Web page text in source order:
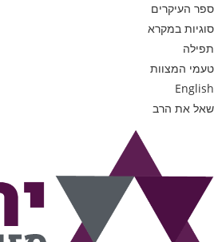
ספר העיקרים
סוגיות במקרא
תפילה
טעמי המצוות
English
שאל את הרב